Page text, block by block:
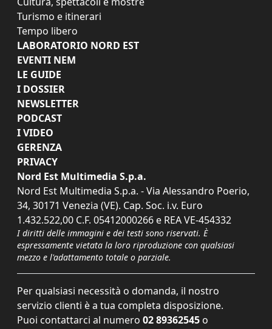
Turismo e itinerari
Tempo libero
LABORATORIO NORD EST
EVENTI NEM
LE GUIDE
I DOSSIER
NEWSLETTER
PODCAST
I VIDEO
GERENZA
PRIVACY
Nord Est Multimedia S.p.a.
Nord Est Multimedia S.p.a. - Via Alessandro Poerio,
34, 30171 Venezia (VE). Cap. Soc. i.v. Euro
1.432.522,00 C.F. 05412000266 e REA VE-454332
I diritti delle immagini e dei testi sono riservati. È
espressamente vietata la loro riproduzione con qualsiasi
mezzo e l'adattamento totale o parziale.
Per qualsiasi necessità o domanda, il nostro
servizio clienti è a tua completa disposizione.
Puoi contattarci al numero 02 89362545 o